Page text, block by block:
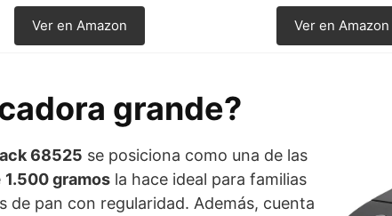
Ver en Amazon Ver en Amazon
grande?
68525 se posiciona como una de las
1.500 gramos la hace ideal para familias
de pan con regularidad. Además, cuenta